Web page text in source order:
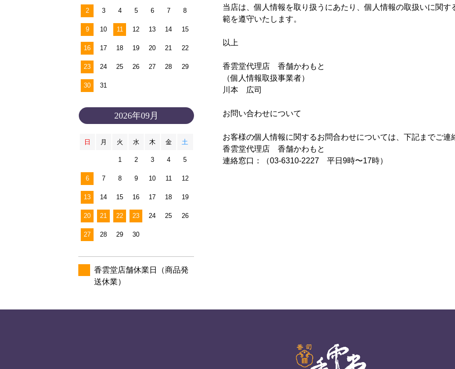
当店は、個人情報を取り扱うにあたり、個人情報の取扱いに関す
範を遵守いたします。
以上
香雲堂代理店 香舗かわもと
（個人情報取扱事業者）
川本 広司
お問い合わせについて
お客様の個人情報に関するお問合わせについては、下記までご連
香雲堂代理店 香舗かわもと
連絡窓口：（03-6310-2227 平日9時〜17時）
2 3 4 5 6 7 8
9 10 11 12 13 14 15
16 17 18 19 20 21 22
23 24 25 26 27 28 29
30 31
2026年09月
日 月 火 水 木 金 土
1 2 3 4 5
6 7 8 9 10 11 12
13 14 15 16 17 18 19
20 21 22 23 24 25 26
27 28 29 30
香雲堂店舗休業日（商品発
送休業）